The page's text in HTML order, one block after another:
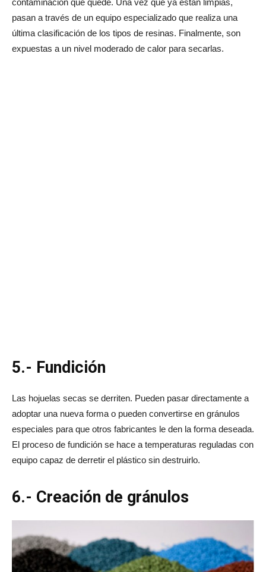
pasan a través de un equipo especializado que realiza una
última clasificación de los tipos de resinas. Finalmente, son
expuestas a un nivel moderado de calor para secarlas.
5.- Fundición
Las hojuelas secas se derriten. Pueden pasar directamente a
adoptar una nueva forma o pueden convertirse en gránulos
especiales para que otros fabricantes le den la forma deseada.
El proceso de fundición se hace a temperaturas reguladas con
equipo capaz de derretir el plástico sin destruirlo.
6.- Creación de gránulos